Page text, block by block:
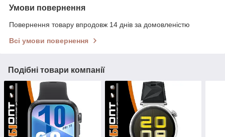
Умови повернення
Повернення товару впродовж 14 днів за домовленістю
Всі умови повернення
Подібні товари компанії